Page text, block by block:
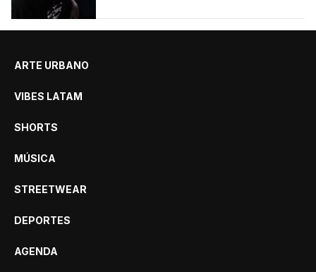
ARTE URBANO
VIBES LATAM
SHORTS
MÚSICA
STREETWEAR
DEPORTES
AGENDA